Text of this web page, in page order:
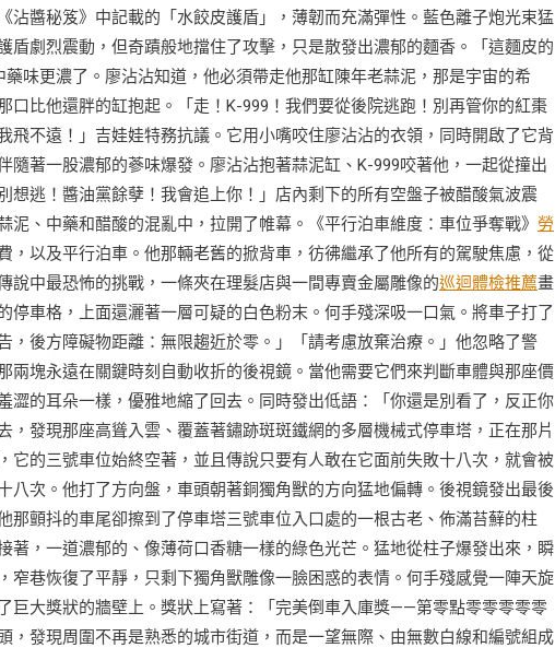
沾醬秘笈》中記載的「水餃皮護盾」，薄韌而充滿彈性。藍色離子炮光束猛
劇烈震動，但奇蹟般地擋住了攻擊，只是散發出濃郁的麵香。「這麵皮的
味更濃了。廖沾沾知道，他必須帶走他那缸陳年老蒜泥，那是宇宙的希
比他還胖的缸抱起。「走！K-999！我們要從後院逃跑！別再管你的紅棗
不遠！」吉娃娃特務抗議。它用小嘴咬住廖沾沾的衣領，同時開啟了它背
隨著一股濃郁的蔘味爆發。廖沾沾抱著蒜泥缸、K-999咬著他，一起從撞出
想逃！醬油黨餘孽！我會追上你！」店內剩下的所有空盤子被醋酸氣波震
、中藥和醋酸的混亂中，拉開了帷幕。《平行泊車維度：車位爭奪戰》 勞
，以及平行泊車。他那輛老舊的掀背車，彷彿繼承了他所有的駕駛焦慮，從
說中最恐怖的挑戰，一條夾在理髮店與一間專賣金屬雕像的巡迴體檢推薦畫
車格，上面還灑著一層可疑的白色粉末。何手殘深吸一口氣。將車子打了
，後方障礙物距離：無限趨近於零。」「請考慮放棄治療。」他忽略了警
兩塊永遠在關鍵時刻自動收折的後視鏡。當他需要它們來判斷車體與那座價
澀的耳朵一樣，優雅地縮了回去。同時發出低語：「你還是別看了，反正你
發現那座高聳入雲、覆蓋著鏽跡斑斑鐵網的多層機械式停車塔，正在那片
它的三號車位始終空著，並且傳說只要有人敢在它面前失敗十八次，就會被
次。他打了方向盤，車頭朝著銅獨角獸的方向猛地偏轉。後視鏡發出最後
那顫抖的車尾卻擦到了停車塔三號車位入口處的一根古老、佈滿苔蘚的柱
著，一道濃郁的、像薄荷口香糖一樣的綠色光芒。猛地從柱子爆發出來，瞬
窄巷恢復了平靜，只剩下獨角獸雕像一臉困惑的表情。何手殘感覺一陣天旋
巨大獎狀的牆壁上。獎狀上寫著：「完美倒車入庫獎——第零點零零零零零
，發現周圍不再是熟悉的城市街道，而是一望無際、由無數白線和編號組成